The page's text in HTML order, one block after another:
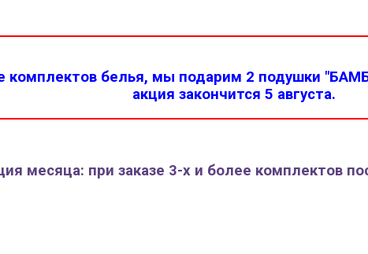
комплектов белья, мы подарим 2 подушки
акция закончится 5 августа.
месяца: при заказе 3-х и более комплектов